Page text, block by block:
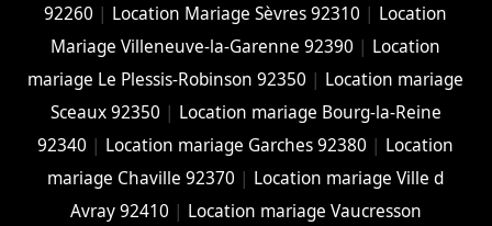
92260 | Location Mariage Sèvres 92310 | Location
Mariage Villeneuve-la-Garenne 92390 | Location
mariage Le Plessis-Robinson 92350 | Location mariage
Sceaux 92350 | Location mariage Bourg-la-Reine
92340 | Location mariage Garches 92380 | Location
mariage Chaville 92370 | Location mariage Ville d
Avray 92410 | Location mariage Vaucresson